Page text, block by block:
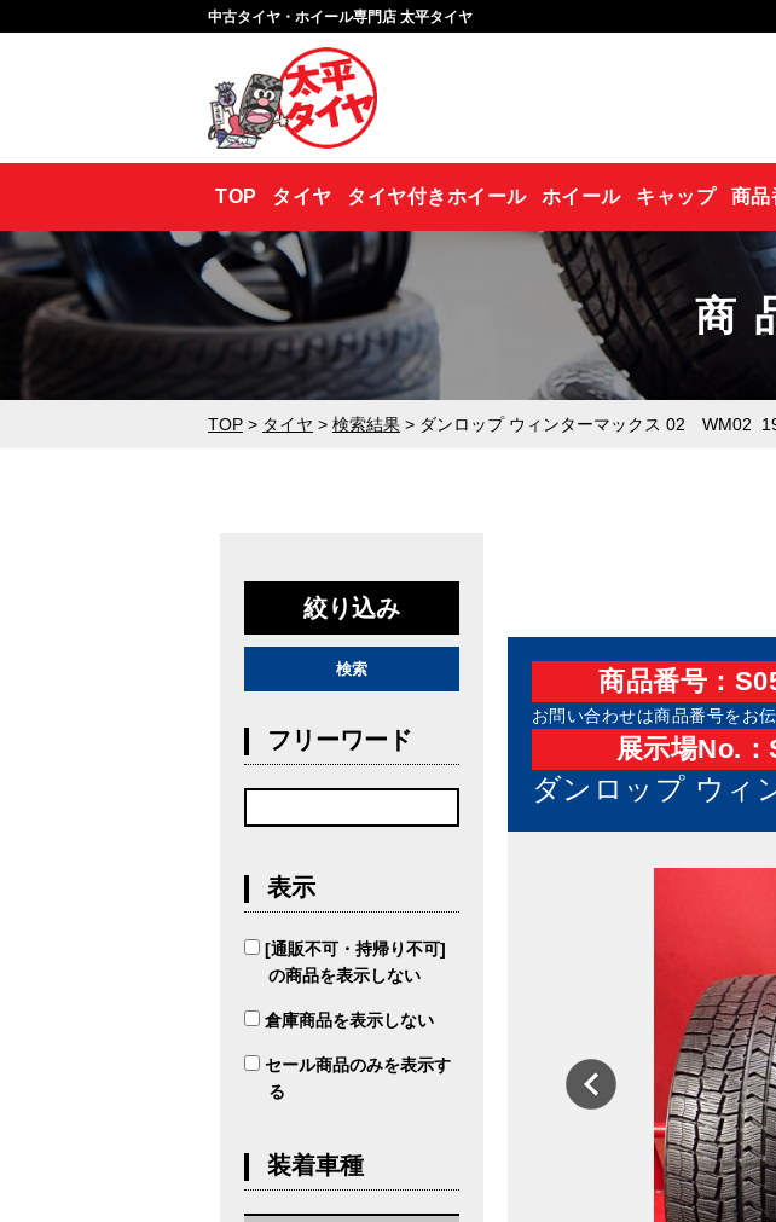
中古タイヤ・ホイール専門店 太平タイヤ
TOP タイヤ タイヤ付きホイール ホイール キャップ 商品
商
TOP > タイヤ > 検索結果 > ダンロップ ウィンターマックス 02 WM02
絞り込み
検索
フリーワード
表示
[通販不可・持帰り不可]
の商品を表示しない
倉庫商品を表示しない
セール商品のみを表示す
る
装着車種
商品番号：
お問い合わせは商品番号をお伝
展⽰場No.
ダンロップ ウィ